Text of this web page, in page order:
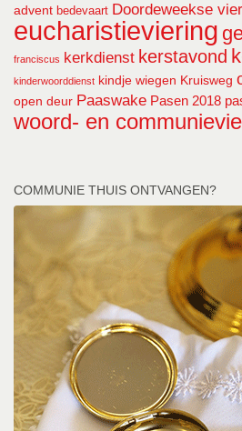
advent bedevaart Doordeweekse
eucharistieviering
franciscus kerkdienst kerstavond
kinderwoorddienst kindje wiegen Kruisweg
open deur Paaswake Pasen 2018
woord- en
COMMUNIE THUIS ONTVANGEN?